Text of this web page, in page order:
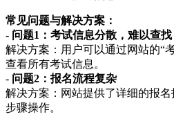
常见问题与解决方案：
- 问题1：考试信息分散，难以查找
解决方案：用户可以通过网站的“
查看所有考试信息。
- 问题2：报名流程复杂
解决方案：网站提供了详细的报
步骤操作。